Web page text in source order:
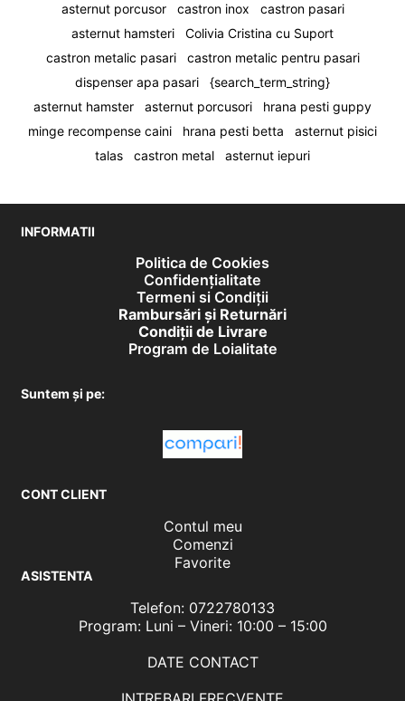
asternut porcusor
castron inox
castron pasari
asternut hamsteri
Colivia Cristina cu Suport
castron metalic pasari
castron metalic pentru pasari
dispenser apa pasari
{search_term_string}
asternut hamster
asternut porcusori
hrana pesti guppy
minge recompense caini
hrana pesti betta
asternut pisici
talas
castron metal asternut iepuri
INFORMATII
Politica de Cookies
Confidențialitate
Termeni si Condiții
Rambursări și Returnări
Condiţii de Livrare
Program de Loialitate
Suntem și pe:
CONT CLIENT
Contul meu
Comenzi
Favorite
ASISTENTA
Telefon: 0722780133
Program: Luni – Vineri: 10:00 – 15:00
DATE CONTACT